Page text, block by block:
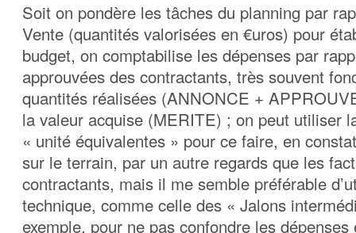
Soit on pondère les tâches du planning par
Vente (quantités valorisées en €uros) pour
budget, on comptabilise les dépenses par
approuvées des contractants, très souvent
quantités réalisées (ANNONCE +
la valeur acquise (MERITE) ; on peut utiliser
« unité équivalentes » pour ce faire, en
sur le terrain, par un autre regards que les
contractants, mais il me semble préférable
technique, comme celle des « Jalons
exemple, pour ne pas confondre les dépenses